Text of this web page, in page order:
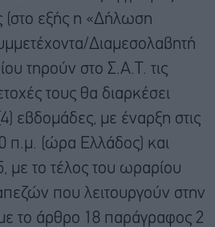
εξής η «Δήλωση
Διαμεσολαβητή
τηρούν στο Σ.Α.Τ. τις
τους θα διαρκέσει
εβδομάδες, με έναρξη στις
π.μ. (ώρα Ελλάδος) και
με το τέλος του ωραρίου
που λειτουργούν στην
το άρθρο 18 παράγραφος 2